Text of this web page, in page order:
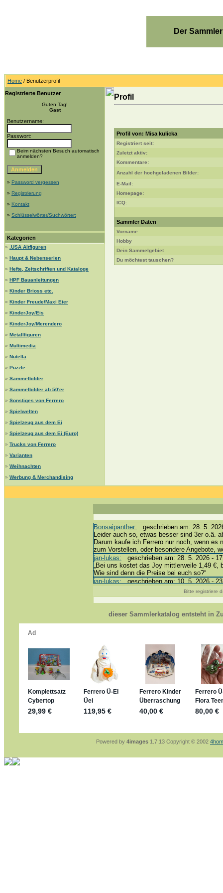
Der
Home / Benutzerprofil
Registrierte Benutzer
Guten Tag!
Gast
Benutzername:
Passwort:
Beim nächsten Besuch automatisch
anmelden?
» Password vergessen
» Registrierung
» Kontakt
» Schlüsselwörter/Suchwörter:
Kategorien
»
.USA Altfiguren
» Haupt & Nebenserien
» Hefte, Zeitschriften und Kataloge
» HPF Bauanleitungen
» Kinder Brioss etc.
» Kinder Freude/Maxi Eier
» KinderJoy/Eis
» KinderJoy/Merendero
» Metallfiguren
» Multimedia
» Nutella
» Puzzle
» Sammelbilder
» Sammelbilder ab 50'er
» Sonstiges von Ferrero
» Spielwelten
» Spielzeug aus dem Ei
» Spielzeug aus dem Ei (Euro)
» Trucks von Ferrero
» Varianten
» Weihnachten
» Werbung & Merchandising
Profil
Profil von: Misa kulicka
Registriert seit:
Zuletzt aktiv:
Kommentare:
Anzahl der hochgeladenen Bilder:
E-Mail:
Homepage:
ICQ:
Sammler Daten
Vorname
Hobby
Dein Sammelgebiet
Du möchtest tauschen?
Bonsaipanther: geschrieben am: 28. 5.
Leider auch so, etwas besser sind 3er o.ä.
Darum kaufe ich Ferrero nur noch, wenn es
zum Vorstellen, oder besondere Angebote,
jan-lukas: geschrieben am: 28. 5. 2026 -
„Bei uns kostet das Joy mittlerweile 1,49 €,
Wie sind denn die Preise bei euch so?“
jan-lukas:geschrieben am: 10. 5. 2026 -
Bonsaipanther:geschrieben am: 10. 5.
@ Harald
https://www.ue-ei-portal-
Dein Enkel sollte zur Strafe die nächsten 3
Für die Figuren VC307, 310, 318 und 326
mein Enkel hat die leider weggeworfen
jan-lukas:
geschrieben am: 29. 4. 2026 -
https://www.ferrero-
sammelspass.de/einladung/
jan-lukas:
geschrieben am: 28. 4. 2026 -
stimmt, jetzt fällt es mir auch ein
geschrieben am: 28. 4.
So habe ich das in Erinnerung ... oder?
jan-lukas:geschrieben am: 28. 4. 2026 -
Bitte registriere
dieser Sammlerkatalog entsteht in
Powered by 4images 1.7.13 Copyright © 2002